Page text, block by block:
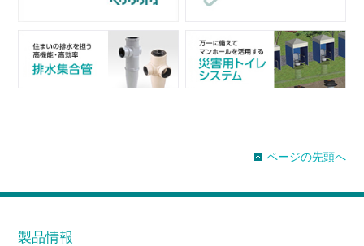
ページの先頭へ
製品情報